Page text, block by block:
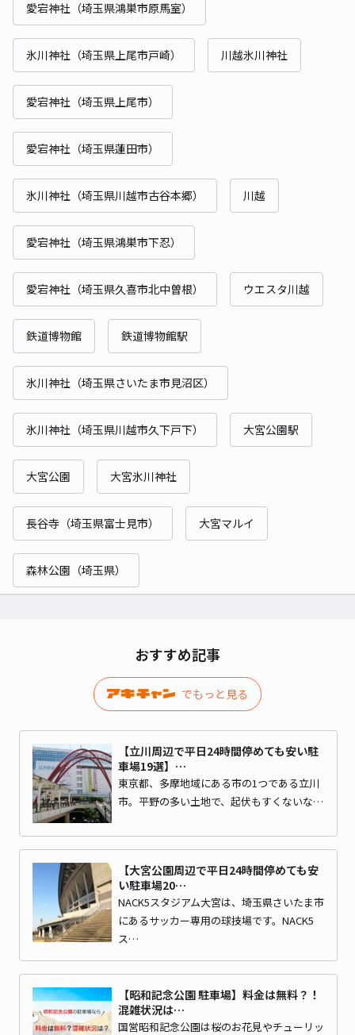
愛宕神社（埼玉県鴻巣市原馬室）
氷川神社（埼玉県上尾市戸崎） 川越氷川神社
愛宕神社（埼玉県上尾市）
愛宕神社（埼玉県蓮田市）
氷川神社（埼玉県川越市古谷本郷） 川越
愛宕神社（埼玉県鴻巣市下忍）
愛宕神社（埼玉県久喜市北中曽根） ウエスタ川越
鉄道博物館 鉄道博物館駅
氷川神社（埼玉県さいたま市見沼区）
氷川神社（埼玉県川越市久下戸下） 大宮公園駅
大宮公園 大宮氷川神社
長谷寺（埼玉県富士見市） 大宮マルイ
森林公園（埼玉県）
おすすめ記事
でもっと見る
【立川周辺で平日24時間停めても安い駐
車場19選】…
東京都、多摩地域にある市の1つである立川
市。平野の多い土地で、起伏もすくないな…
【大宮公園周辺で平日24時間停めても安
い駐車場20…
NACK5スタジアム大宮は、埼玉県さいたま市
にあるサッカー専用の球技場です。NACK5
ス…
【昭和記念公園 駐車場】料金は無料？！
混雑状況は…
国営昭和記念公園は桜のお花見やチューリッ